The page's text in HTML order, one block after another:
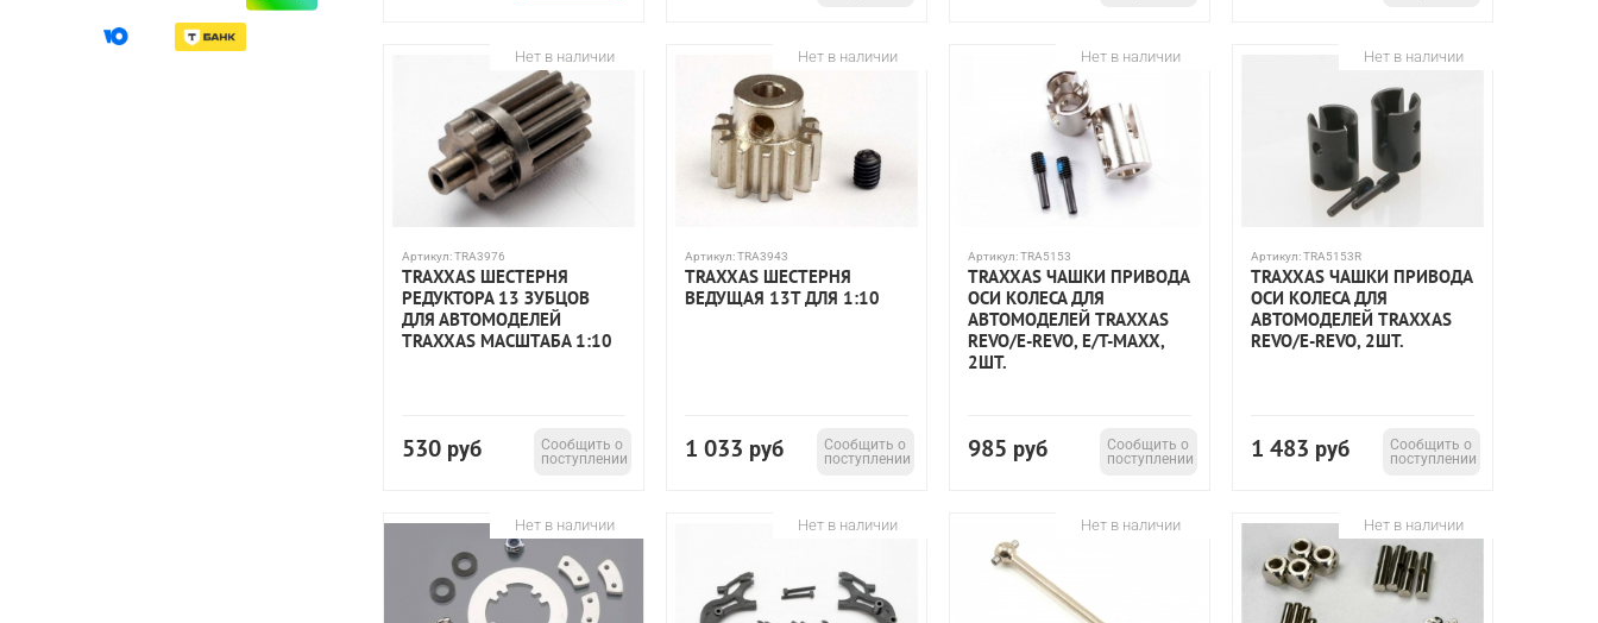
Нет в наличии
Артикул:TRA3976
TRAXXAS ШЕСТЕРНЯ
РЕДУКТОРА 13 ЗУБЦОВ
ДЛЯ АВТОМОДЕЛЕЙ
TRAXXAS МАСШТАБА 1:10
530 руб
Сообщить о
поступлении
Нет в наличии
Артикул:TRA3943
TRAXXAS ШЕСТЕРНЯ
ВЕДУЩАЯ 13T ДЛЯ 1:10
1 033 руб
Сообщить о
поступлении
Нет в наличии
Артикул:TRA5153
TRAXXAS ЧАШКИ ПРИВОДА
ОСИ КОЛЕСА ДЛЯ
АВТОМОДЕЛЕЙ TRAXXAS
REVO/E-REVO, E/T-MAXX,
2ШТ.
985 руб
Сообщить о
поступлении
Нет в наличии
Артикул:TRA5153R
TRAXXAS ЧАШКИ ПРИВОДА
ОСИ КОЛЕСА ДЛЯ
АВТОМОДЕЛЕЙ TRAXXAS
REVO/E-REVO, 2ШТ.
1 483 руб
Сообщить о
поступлении
Нет в наличии Нет в наличии Нет в наличии Нет в наличии